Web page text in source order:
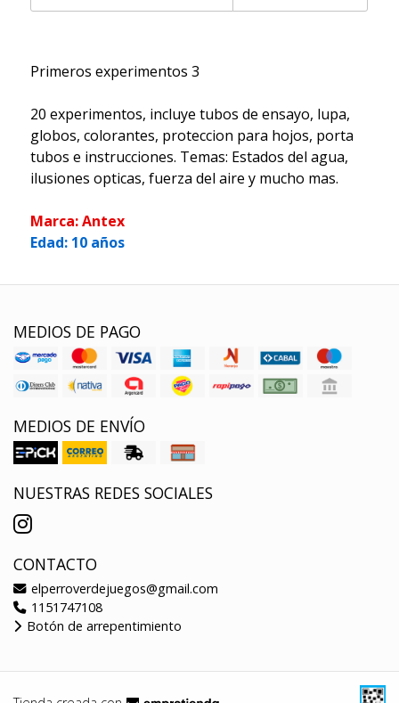
Primeros experimentos 3
20 experimentos, incluye tubos de ensayo, lupa,
globos, colorantes, proteccion para hojos, porta
tubos e instrucciones. Temas: Estados del agua,
ilusiones opticas, fuerza del aire y mucho mas.
Marca: Antex
Edad: 10 años
MEDIOS DE PAGO
MEDIOS DE ENVÍO
NUESTRAS REDES SOCIALES
CONTACTO
elperroverdejuegos@gmail.com
1151747108
Botón de arrepentimiento